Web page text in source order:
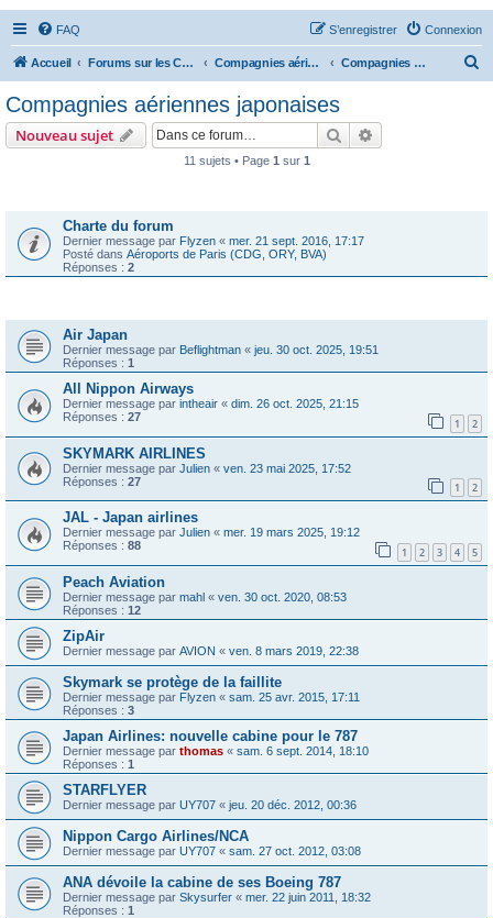
FAQ Connexion
S’enregistrer
Accueil Forums sur les Compagnies Aériennes Compagnies aériennes d'Asie et d'Océanie Compagnies aériennes japonaises
Compagnies aériennes japonaises
Nouveau sujet Rechercher
11 sujets • Page 1 sur 1
Charte du forum
Dernier message par Flyzen « mer. 21 sept. 2016, 17:17
Posté dans Aéroports de Paris (CDG, ORY, BVA)
Réponses : 2
Air Japan
Dernier message par Beflightman « jeu. 30 oct. 2025, 19:51
Réponses : 1
All Nippon Airways
Dernier message par intheair « dim. 26 oct. 2025, 21:15
Réponses : 27 1 2
SKYMARK AIRLINES
Dernier message par Julien « ven. 23 mai 2025, 17:52
Réponses : 27 1 2
JAL - Japan airlines
Dernier message par Julien « mer. 19 mars 2025, 19:12
Réponses : 88 1 2 3 4 5
Peach Aviation
Dernier message par mahl « ven. 30 oct. 2020, 08:53
Réponses : 12
ZipAir
Dernier message par AVION « ven. 8 mars 2019, 22:38
Skymark se protège de la faillite
Dernier message par Flyzen « sam. 25 avr. 2015, 17:11
Réponses : 3
Japan Airlines: nouvelle cabine pour le 787
Dernier message par thomas « sam. 6 sept. 2014, 18:10
Réponses : 1
STARFLYER
Dernier message par UY707 « jeu. 20 déc. 2012, 00:36
Nippon Cargo Airlines/NCA
Dernier message par UY707 « sam. 27 oct. 2012, 03:08
ANA dévoile la cabine de ses Boeing 787
Dernier message par Skysurfer « mer. 22 juin 2011, 18:32
Réponses : 1